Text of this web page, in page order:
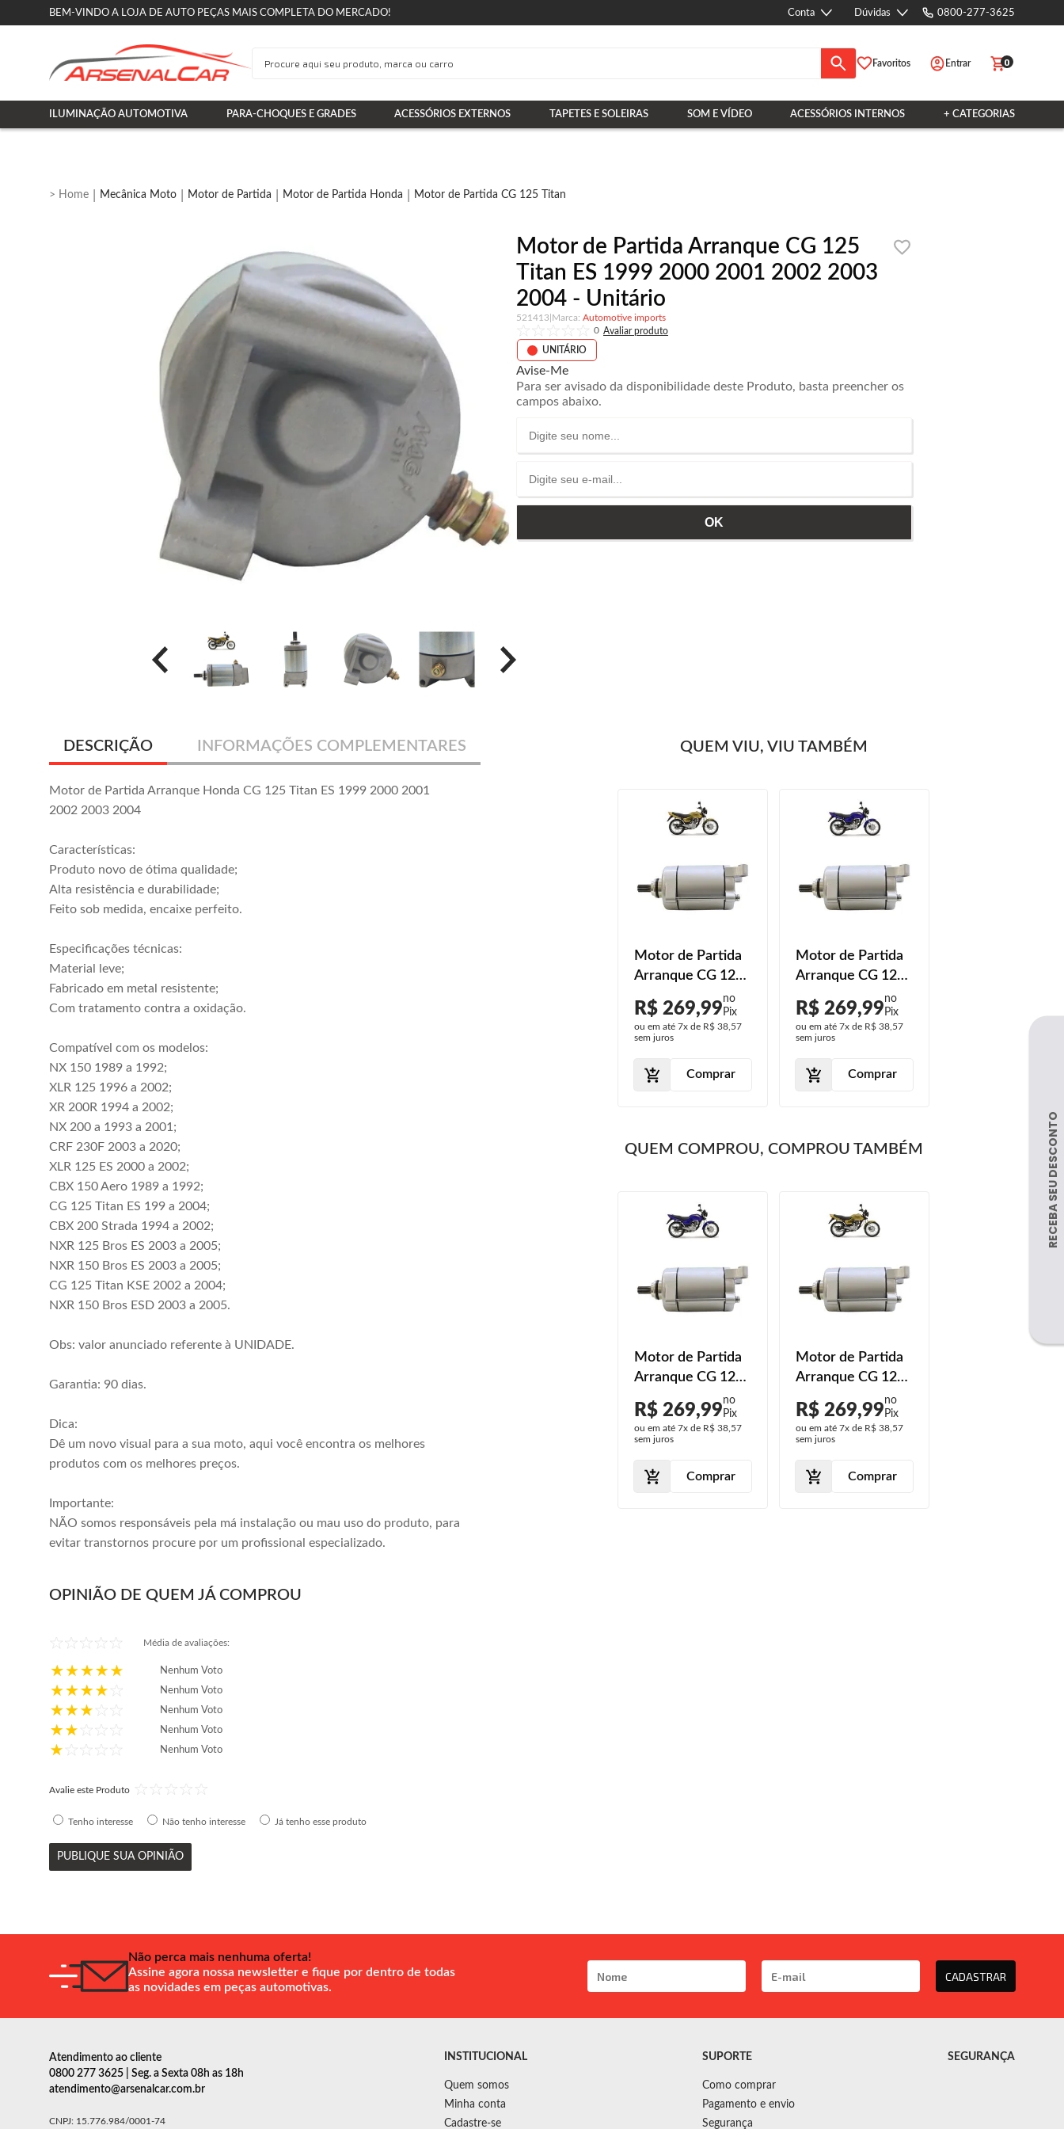
BEM-VINDO A LOJA DE AUTO PEÇAS MAIS COMPLETA DO MERCADO! Conta Dúvidas 0800-277-3625
Favoritos Entrar 0
ILUMINAÇÃO AUTOMOTIVA PARA-CHOQUES E GRADES ACESSÓRIOS EXTERNOS TAPETES E SOLEIRAS SOM E VÍDEO ACESSÓRIOS INTERNOS + CATEGORIAS
Mecânica Moto Motor de Partida Motor de Partida Honda Motor de Partida CG 125 Titan
Motor de Partida Arranque CG 125
Titan ES 1999 2000 2001 2002 2003
2004 - Unitário
521413
Automotive imports
0
UNITÁRIO
Avise-Me
Para ser avisado da disponibilidade deste Produto, basta preencher os
campos abaixo.
DESCRIÇÃO INFORMAÇÕES COMPLEMENTARES
Motor de Partida Arranque Honda CG 125 Titan ES 1999 2000 2001
2002 2003 2004
Características:
Produto novo de ótima qualidade;
Alta resistência e durabilidade;
Feito sob medida, encaixe perfeito.
Especificações técnicas:
Material leve;
Fabricado em metal resistente;
Com tratamento contra a oxidação.
Compatível com os modelos:
NX 150 1989 a 1992;
XLR 125 1996 a 2002;
XR 200R 1994 a 2002;
NX 200 a 1993 a 2001;
CRF 230F 2003 a 2020;
XLR 125 ES 2000 a 2002;
CBX 150 Aero 1989 a 1992;
CG 125 Titan ES 199 a 2004;
CBX 200 Strada 1994 a 2002;
NXR 125 Bros ES 2003 a 2005;
NXR 150 Bros ES 2003 a 2005;
CG 125 Titan KSE 2002 a 2004;
NXR 150 Bros ESD 2003 a 2005.
Obs: valor anunciado referente à UNIDADE.
Garantia: 90 dias.
Dica:
Dê um novo visual para a sua moto, aqui você encontra os melhores
produtos com os melhores preços.
Importante:
NÃO somos responsáveis pela má instalação ou mau uso do produto, para
evitar transtornos procure por um profissional especializado.
OPINIÃO DE QUEM JÁ COMPROU
Média de avaliações:
Nenhum Voto
Nenhum Voto
Nenhum Voto
Nenhum Voto
Nenhum Voto
Avalie este Produto
Tenho interesse Não tenho interesse Já tenho esse produto
PUBLIQUE SUA OPINIÃO
QUEM VIU, VIU TAMBÉM
Motor de Partida
Arranque CG 125
2000 A 2004
R$ 269,99
ou em até 7x de R$ 38,57
sem juros
Comprar
Motor de Partida
Arranque CG 125
Titan KSE 2002
2003 2004
R$ 269,99
ou em até 7x de R$ 38,57
sem juros
Comprar
QUEM COMPROU, COMPROU TAMBÉM
Motor de Partida
Arranque CG 125
Titan KSE 2002
2003 2004
R$ 269,99
ou em até 7x de R$ 38,57
sem juros
Comprar
Motor de Partida
Arranque CG 125
Titan ES 1999
2000 A 2004
R$ 269,99
ou em até 7x de R$ 38,57
sem juros
Comprar
Não perca mais nenhuma oferta!
Assine agora nossa newsletter e fique por dentro de todas
as novidades em peças automotivas.
CADASTRAR
Atendimento ao cliente
0800 277 3625 | Seg. a Sexta 08h as 18h
atendimento@arsenalcar.com.br
CNPJ: 15.776.984/0001-74
INSTITUCIONAL
Quem somos
Minha conta
Cadastre-se
SUPORTE
Como comprar
Pagamento e envio
Segurança
SEGURANÇA